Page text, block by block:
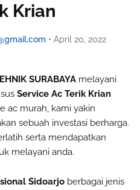
Krian
• April 20, 2022
SURABAYA melayani
Service Ac Terik Krian
ac murah, kami yakin
sebuah investasi berharga.
serta mendapatkan
melayani anda.
Sidoarjo berbagai jenis